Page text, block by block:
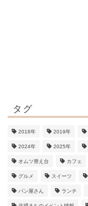
タグ
2018年 2019年
2024年 2025年
オムツ替え台 カフェ
グルメ スイーツ
パン屋さん ランチ